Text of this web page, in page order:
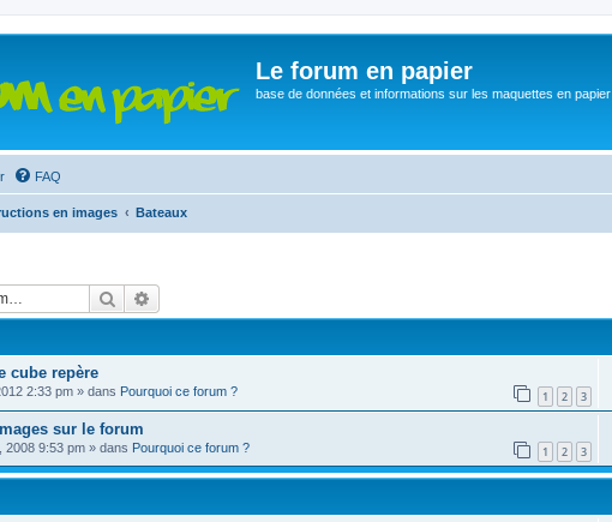
Le forum en papier
base de données et informations sur les maquettes en papier
FAQ
en images Bateaux
Rechercher
cube repère
2:33 pm » dans Pourquoi ce forum ? 1 2 3
sur le forum
2008 9:53 pm » dans Pourquoi ce forum ? 1 2 3